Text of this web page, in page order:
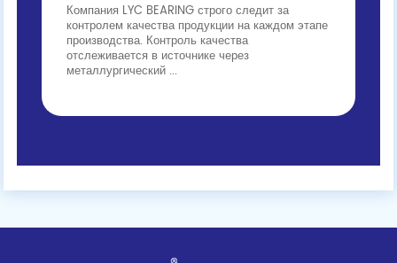
Компания LYC BEARING строго следит за
контролем качества продукции на каждом этапе
производства. Контроль качества
отслеживается в источнике через
металлургический ...